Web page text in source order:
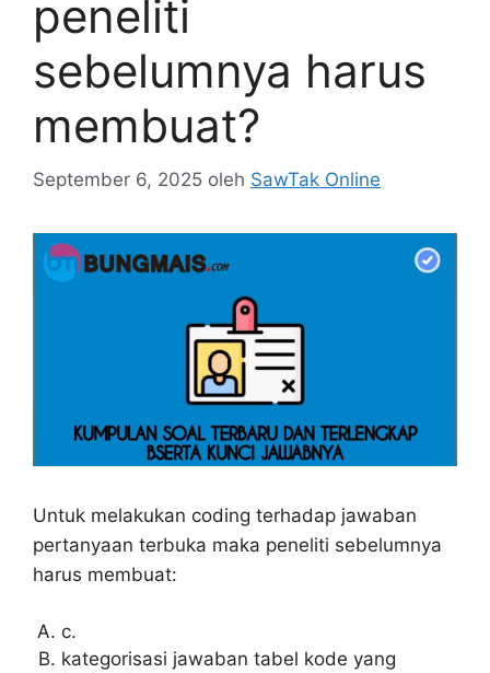
peneliti
sebelumnya harus
membuat?
September 6, 2025 oleh SawTak Online
Untuk melakukan coding terhadap jawaban
pertanyaan terbuka maka peneliti sebelumnya
harus membuat:
c.
kategorisasi jawaban tabel kode yang